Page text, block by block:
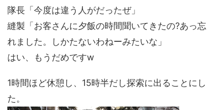
隊長「今度は違う人がだったぜ」
縫製「お客さんに夕飯の時間聞いてきたの?あっ忘
れました。しかたないわねーみたいな」
はい、もうだめですw
1時間ほど休憩し、15時半だし探索に出ることにし
た。